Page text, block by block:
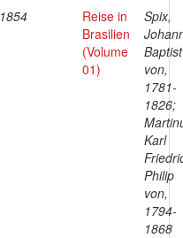
1854
Reise in
Brasilien
(Volume
01)
Spix,
Baptist
von,
1781-
1826;
Karl
Philip
von,
1794-
1868